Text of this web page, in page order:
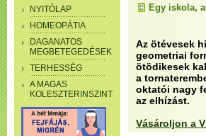
NYITÓLAP
HOMEOPÁTIA
DAGANATOS
MEGBETEGEDÉSEK
TERHESSÉG
A MAGAS
KOLESZTERINSZINT
Egy iskola,
Az ötévesek
geometriai
ötödikesek
a
oktatói nagy
az elhízást.
Vásároljon a